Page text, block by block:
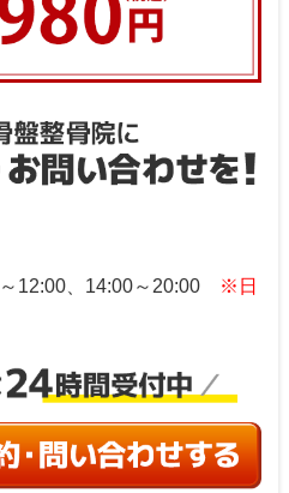
～12:00、14:00～20:00
※日